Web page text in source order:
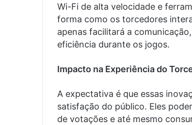
Wi-Fi de alta velocidade e
forma como os torcedores
apenas facilitará a
eficiência durante os jogos.
Impacto na Experiência do
A expectativa é que essas
satisfação do público. Eles
de votações e até mesmo